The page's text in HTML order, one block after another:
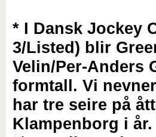
* I Dansk Jockey
3/Listed) blir
Velin/Per-Anders
formtall. Vi
har tre seire på
Klampenborg i